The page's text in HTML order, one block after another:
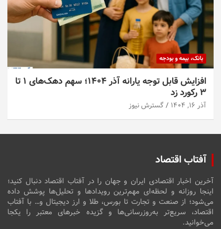
بانک، بیمه و بودجه
افزایش قابل توجه یارانه آذر ۱۴۰۴؛ سهم دهک‌های ۱ تا
۳ رکورد زد
آذر ۱۶, ۱۴۰۴ گسترش نیوز
آفتاب اقتصاد
آخرین اخبار اقتصادی ایران و جهان را در آفتاب اقتصاد دنبال کنید؛
اینجا روزانه و لحظه‌ای مهم‌ترین رویدادها و تحلیل‌ها پوشش داده
می‌شود؛ از صنعت و تجارت تا بورس، طلا و ارز دیجیتال و… با آفتاب
اقتصاد، سریع‌تر به‌روزرسانی‌ها و گزیده خبرهای معتبر را یکجا
می‌خوانید.